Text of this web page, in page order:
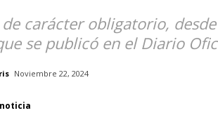
de carácter obligatorio,
se publicó en el Diario
Noviembre 22, 2024